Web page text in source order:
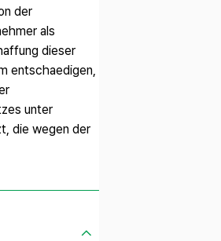
der
als
dieser
entschaedigen,
unter
die wegen der